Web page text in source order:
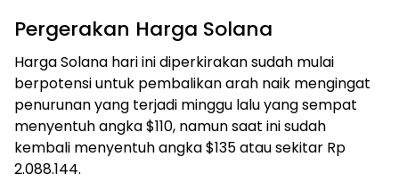
Pergerakan Harga Solana
Harga Solana hari ini diperkirakan sudah mulai
berpotensi untuk pembalikan arah naik mengingat
penurunan yang terjadi minggu lalu yang sempat
menyentuh angka $110, namun saat ini sudah
kembali menyentuh angka $135 atau sekitar Rp
2.088.144.